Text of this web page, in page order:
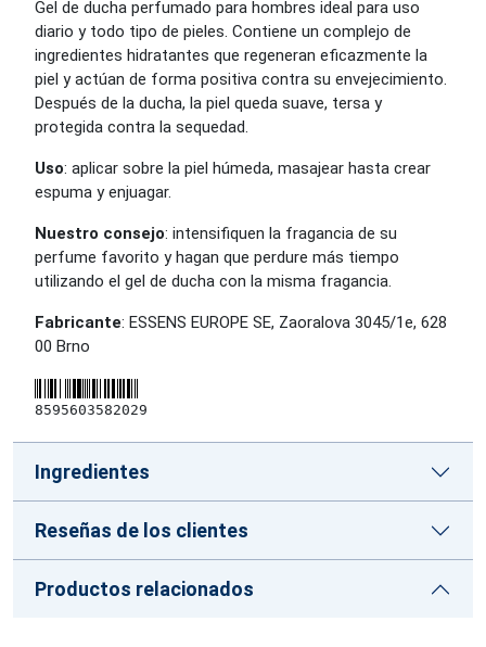
Gel de ducha perfumado para hombres ideal para uso
diario y todo tipo de pieles. Contiene un complejo de
ingredientes hidratantes que regeneran eficazmente la
piel y actúan de forma positiva contra su envejecimiento.
Después de la ducha, la piel queda suave, tersa y
protegida contra la sequedad.
Uso: aplicar sobre la piel húmeda, masajear hasta crear
espuma y enjuagar.
Nuestro consejo: intensifiquen la fragancia de su
perfume favorito y hagan que perdure más tiempo
utilizando el gel de ducha con la misma fragancia.
Fabricante: ESSENS EUROPE SE, Zaoralova 3045/1e, 628
00 Brno
8595603582029
Ingredientes
Reseñas de los clientes
Productos relacionados